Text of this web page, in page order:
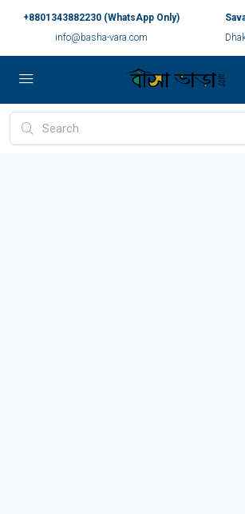
+8801343882230 (WhatsApp Only)
info@basha-vara.com